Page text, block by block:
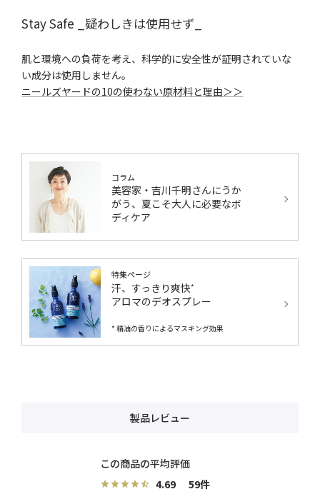
Stay Safe _疑わしきは使用せず_
肌と環境への負荷を考え、科学的に安全性が証明されていな
い成分は使用しません。
ニールズヤードの10の使わない原材料と理由＞＞
コラム
美容家・吉川千明さんにうか
がう、夏こそ大人に必要なボ
ディケア
特集ページ
汗、すっきり爽快*
アロマのデオスプレー
* 精油の香りによるマスキング効果
製品レビュー
4.69 59